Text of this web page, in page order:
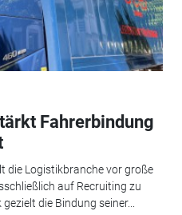
Fahrerbindung
die Logistikbranche vor große
auf Recruiting zu
die Bindung seiner...